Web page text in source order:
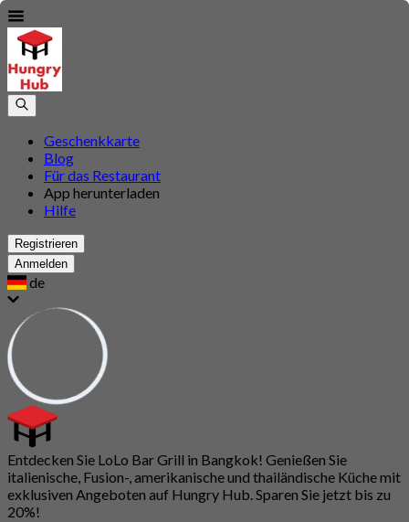
Geschenkkarte
Blog
Für das Restaurant
App herunterladen
Hilfe
Registrieren
Anmelden
de
Entdecken Sie LoLo Bar Grill in Bangkok! Genießen Sie
italienische, Fusion-, amerikanische und thailändische Küche mit
exklusiven Angeboten auf Hungry Hub. Sparen Sie jetzt bis zu
20%!